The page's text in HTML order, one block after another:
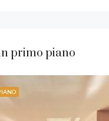
primo piano